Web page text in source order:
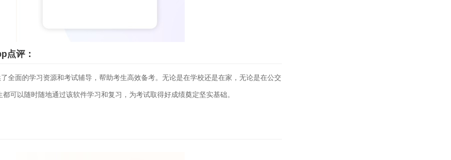
点评：
全面的学习资源和考试辅导，帮助考生高效备考。无论是在学校还是在家，无论是在公交
可以随时随地通过该软件学习和复习，为考试取得好成绩奠定坚实基础。